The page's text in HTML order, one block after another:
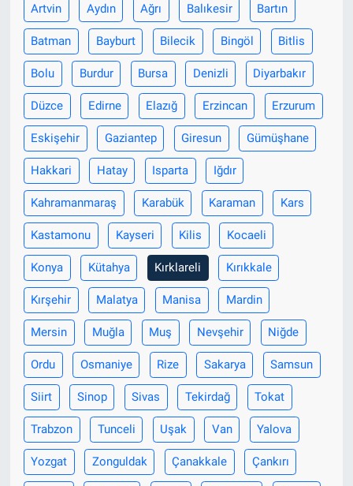
Artvin Aydın Ağrı Balıkesir Bartın
Batman Bayburt Bilecik Bingöl Bitlis
Bolu Burdur Bursa Denizli Diyarbakır
Düzce Edirne Elazığ Erzincan Erzurum
Eskişehir Gaziantep Giresun Gümüşhane
Hakkari Hatay Isparta Iğdır
Kahramanmaraş Karabük Karaman Kars
Kastamonu Kayseri Kilis Kocaeli
Konya Kütahya Kırklareli Kırıkkale
Kırşehir Malatya Manisa Mardin
Mersin Muğla Muş Nevşehir Niğde
Ordu Osmaniye Rize Sakarya Samsun
Siirt Sinop Sivas Tekirdağ Tokat
Trabzon Tunceli Uşak Van Yalova
Yozgat Zonguldak Çanakkale Çankırı
Spor
Nöbetçi Eczaneler